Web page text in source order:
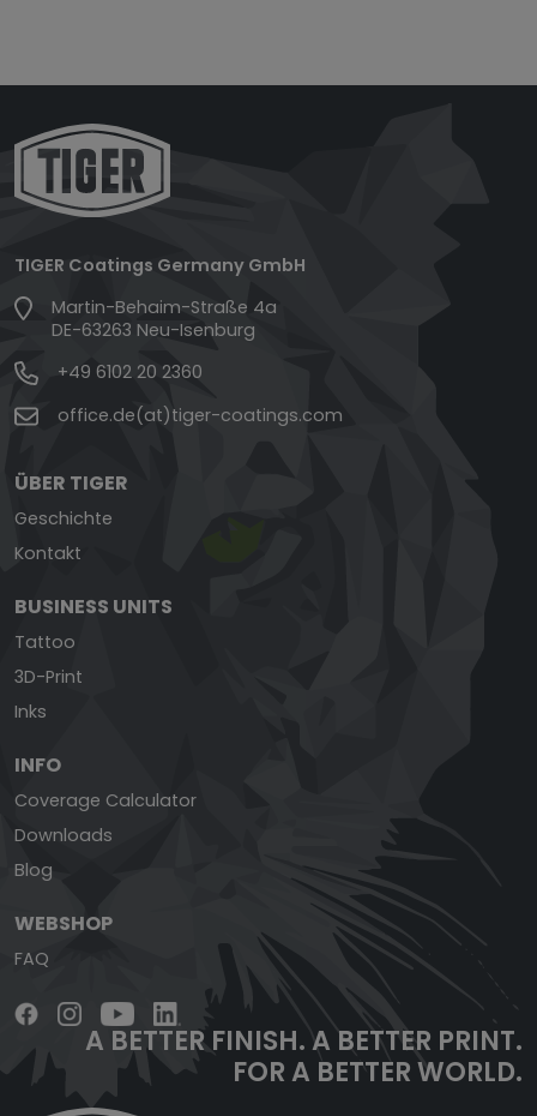
TIGER Coatings Germany GmbH
Martin-Behaim-Straße 4a
DE-63263 Neu-Isenburg
+49 6102 20 2360
office.de(at)tiger-coatings.com
ÜBER TIGER
Geschichte
Kontakt
BUSINESS UNITS
Tattoo
3D-Print
Inks
INFO
Coverage Calculator
Downloads
Blog
WEBSHOP
FAQ
A BETTER FINISH.A BETTER PRINT.
FOR A BETTER WORLD.